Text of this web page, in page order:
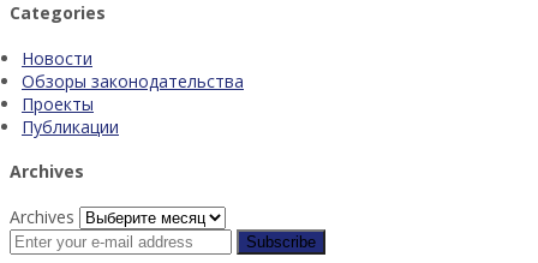
Categories
Новости
Обзоры законодательства
Проекты
Публикации
Archives
Archives